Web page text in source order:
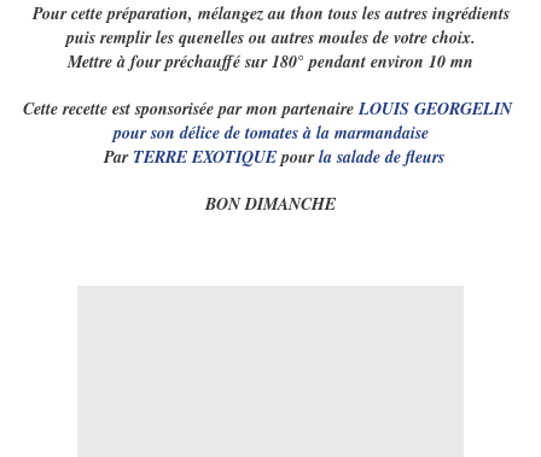
Pour cette préparation, mélangez au thon tous les autres ingrédients
puis remplir les quenelles ou autres moules de votre choix.
Mettre à four préchauffé sur 180° pendant environ 10 mn
Cette recette est sponsorisée par mon partenaireLOUIS GEORGELIN
pour son délice de tomates à la marmandaise
ParTERRE EXOTIQUEpourla salade de fleurs
BON DIMANCHE